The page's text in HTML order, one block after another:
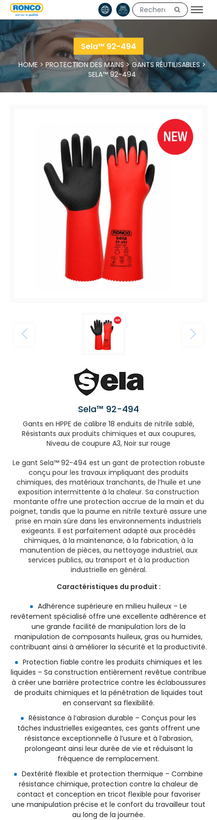
Sela™ 92-494
HOME > PROTECTION DES MAINS>GANTS RÉUTILISABLES>
SELA™ 92-494
Sela™ 92-494
Gants en HPPE de calibre 18 enduits de nitrile sablé,
Résistants aux produits chimiques et aux coupures,
Niveau de coupure A3, Noir sur rouge
Le gant Sela™ 92-494 est un gant de protection robuste
conçu pour les travaux impliquant des produits
chimiques, des matériaux tranchants, de l’huile et une
exposition intermittente à la chaleur. Sa construction
montante offre une protection accrue de la main et du
poignet, tandis que la paume en nitrile texturé assure une
prise en main sûre dans les environnements industriels
exigeants. Il est parfaitement adapté aux procédés
chimiques, à la maintenance, à la fabrication, à la
manutention de pièces, au nettoyage industriel, aux
services publics, au transport et à la production
industrielle en général.
Caractéristiques du produit :
Adhérence supérieure en milieu huileux – Le
revêtement spécialisé offre une excellente adhérence et
une grande facilité de manipulation lors de la
manipulation de composants huileux, gras ou humides,
contribuant ainsi à améliorer la sécurité et la productivité.
Protection fiable contre les produits chimiques et les
liquides – Sa construction entièrement revêtue contribue
à créer une barrière protectrice contre les éclaboussures
de produits chimiques et la pénétration de liquides tout
en conservant sa flexibilité.
Résistance à l’abrasion durable – Conçus pour les
tâches industrielles exigeantes, ces gants offrent une
résistance exceptionnelle à l’usure et à l’abrasion,
prolongeant ainsi leur durée de vie et réduisant la
fréquence de remplacement.
Dextérité flexible et protection thermique – Combine
résistance chimique, protection contre la chaleur de
contact et conception en tricot flexible pour favoriser
une manipulation précise et le confort du travailleur tout
au long de la journée.